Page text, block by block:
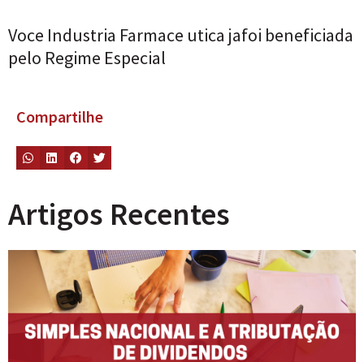
Voce Industria Farmace utica jafoi beneficiada
pelo Regime Especial
Compartilhe
Artigos Recentes